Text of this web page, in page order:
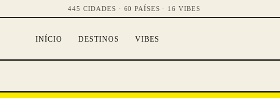
445 CIDADES · 60 PAÍSES · 16 VIBES
INÍCIO DESTINOS VIBES